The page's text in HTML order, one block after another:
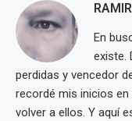
En
existe.
perdidas y vencedor
recordé mis inicios
volver a ellos. Y aquí